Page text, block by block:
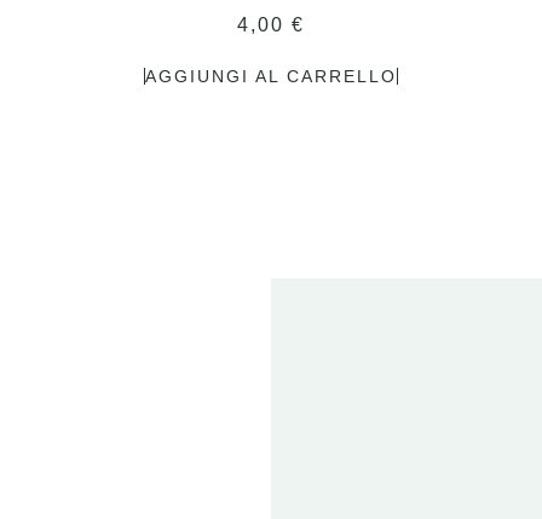
4,00 €
AGGIUNGI AL CARRELLO